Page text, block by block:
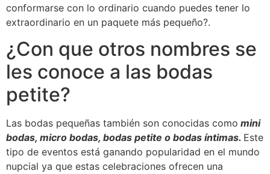
conformarse con lo ordinario cuando puedes tener lo
extraordinario en un paquete más pequeño?.
¿Con que otros nombres se
les conoce a las bodas
petite?
Las bodas pequeñas también son conocidas como mini
bodas, micro bodas, bodas petite o bodas íntimas. Este
tipo de eventos está ganando popularidad en el mundo
nupcial ya que estas celebraciones ofrecen una